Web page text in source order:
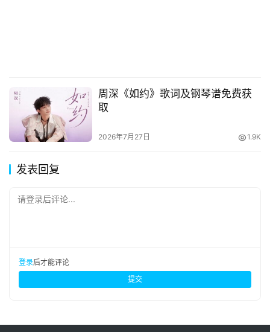
周深《如约》歌词及钢琴谱免费获
取
2026年7月27日 1.9K
发表回复
请登录后评论...
登录后才能评论
提交